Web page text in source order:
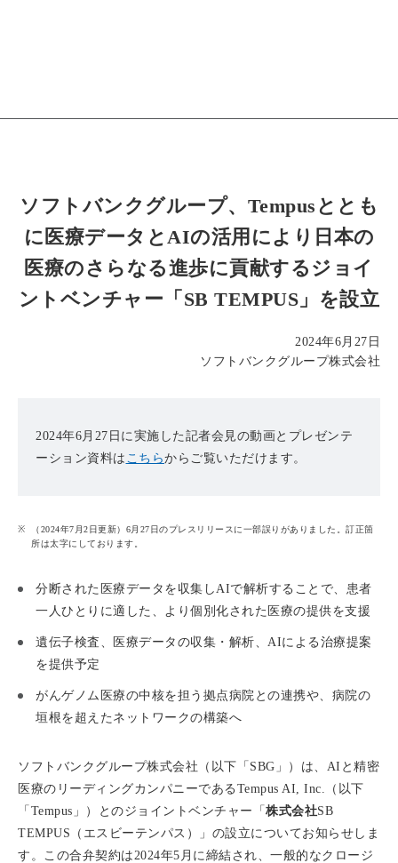
ソフトバンクグループ、Tempusととも
に医療データとAIの活用により日本の
医療のさらなる進歩に貢献するジョイ
ントベンチャー「SB TEMPUS」を設立
2024年6月27日
ソフトバンクグループ株式会社
2024年6月27日に実施した記者会見の動画とプレゼンテ
ーション資料は こちらからご覧いただけます。
（2024年7月2日更新）6月27日のプレスリリースに一部誤りがありました。訂正箇
所は太字にしております。
分断された医療データを収集しAIで解析することで、患者
一人ひとりに適した、より個別化された医療の提供を支援
遺伝子検査、医療データの収集・解析、AIによる治療提案
を提供予定
がんゲノム医療の中核を担う拠点病院との連携や、病院の
垣根を超えたネットワークの構築へ
ソフトバンクグループ株式会社（以下「SBG」）は、AIと精密
医療のリーディングカンパニーであるTempus AI, Inc.（以下
「Tempus」）とのジョイントベンチャー「 株式会社SB
TEMPUS（エスビーテンパス）」の設立についてお知らせしま
す。この合弁契約は2024年5月に締結され、一般的なクロージ